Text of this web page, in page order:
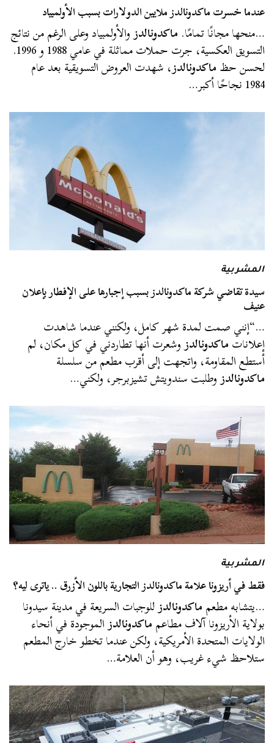
عندما خسرت ماكدونالدز ملايين الدولارات بسبب الأولمبياد
…منحها مجانًا تمامًا. ماكدونالدزوالأولمبياد وعلى الرغم من نتائج
التسويق العكسية، جرت حملات مماثلة في عامي 1988 و 1996.
لحسن حظماكدونالدز، شهدت العروض التسويقية بعد عام
1984 نجاحًا أكبر…
المشربية
سيدة تقاضي شركة ماكدونالدز بسبب إجبارها على الإفطار بإعلان
عنيف
…“إنني صمت لمدة شهر كامل، ولكنني عندما شاهدت
إعلاناتماكدونالدزوشعرت أنها تطاردني في كل مكان، لم
أستطع المقاومة، واتجهت إلى أقرب مطعم من سلسلة
ماكدونالدزوطلبت سندويتش تشيزبرجر، ولكني…
المشربية
فقط في أريزونا علامة ماكدونالدز التجارية باللون الأزرق .. ياترى ليه؟
…يتشابه مطعمماكدونالدزللوجبات السريعة في مدينة سيدونا
بولاية الأريزونا آلاف مطاعمماكدونالدزالموجودة في أنحاء
الولايات المتحدة الأمريكية، ولكن عندما تخطو خارج المطعم
ستلاحظ شيء غريب، وهو أن العلامة…